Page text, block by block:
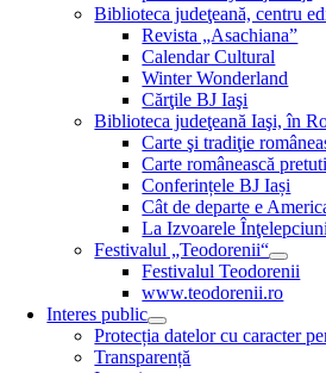
Biblioteca judeţeană, centru
Revista „Asachiana”
Calendar Cultural
Winter Wonderland
Cărţile BJ Iaşi
Biblioteca judeţeană Iaşi, în
Carte şi tradiţie
Carte românească
Conferințele BJ Iași
Cât de departe e
La Izvoarele
Festivalul „Teodorenii“
Festivalul Teodorenii
www.teodorenii.ro
Interes public
Protecția datelor cu caracter
Transparență